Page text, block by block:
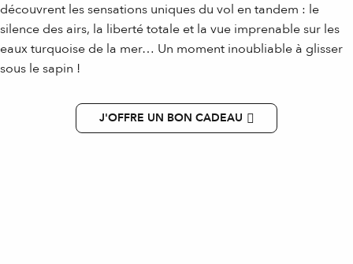
découvrent les sensations uniques du vol en tandem : le
silence des airs, la liberté totale et la vue imprenable sur les
eaux turquoise de la mer… Un moment inoubliable à glisser
sous le sapin !
J'OFFRE UN BON CADEAU